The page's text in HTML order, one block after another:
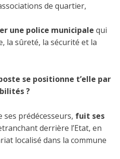
de quartier,
une police municipale qui
la sûreté, la sécurité et la
se positionne t’elle par
?
ses prédécesseurs, fuit ses
derrière l’Etat, en
localisé dans la commune